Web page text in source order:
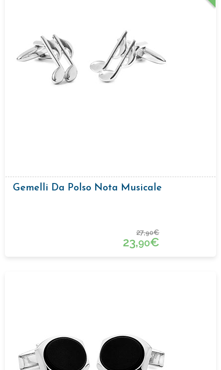
Gemelli Da Polso Nota Musicale
27,90€
23,90€